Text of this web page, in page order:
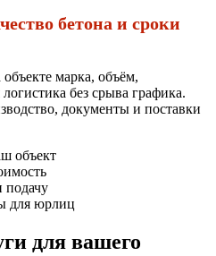
бетона и сроки
марка, объём,
без срыва графика.
документы и поставки
объект
подачу
для юрлиц
для вашего